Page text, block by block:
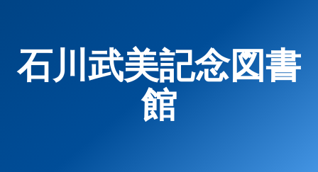
石川武美記念図書
館